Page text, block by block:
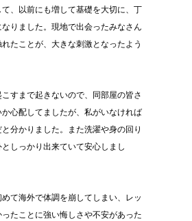
て、以前にも増して基礎を大切に、丁
りました。現地で出会ったみなさん
たことが、大きな刺激となったよう
こすまで起きないので、同部屋の皆さ
心配してましたが、私がいなければ
分かりました。また洗濯や身の回り
しっかり出来ていて安心しまし
めて海外で体調を崩してしまい、レッ
たことに強い悔しさや不安があった